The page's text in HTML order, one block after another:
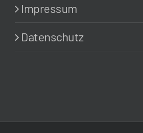
Impressum
Datenschutz